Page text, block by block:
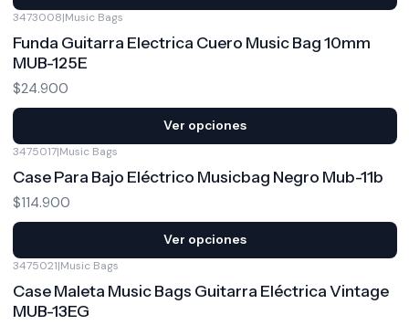
3473008|Music Bags
Funda Guitarra Electrica Cuero Music Bag 10mm
MUB-125E
$24.900
Ver opciones
3475017|Music Bags
Case Para Bajo Eléctrico Musicbag Negro Mub-11b
$114.900
Ver opciones
3475021|Music Bags
Case Maleta Music Bags Guitarra Eléctrica Vintage
MUB-13EG